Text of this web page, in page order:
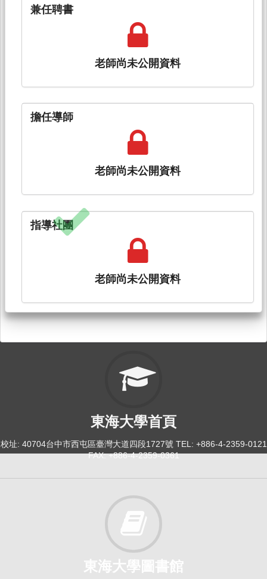
兼任聘書
老師尚未公開資料
擔任導師
老師尚未公開資料
指導社團
老師尚未公開資料
東海大學首頁
校址: 40704台中市西屯區臺灣大道四段1727號 TEL: +886-4-2359-0121
FAX: +886-4-2359-0361
東海大學圖書館